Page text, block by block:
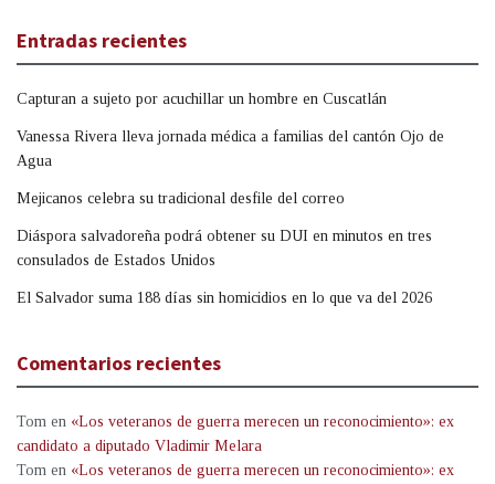
Entradas recientes
Capturan a sujeto por acuchillar un hombre en Cuscatlán
Vanessa Rivera lleva jornada médica a familias del cantón Ojo de
Agua
Mejicanos celebra su tradicional desfile del correo
Diáspora salvadoreña podrá obtener su DUI en minutos en tres
consulados de Estados Unidos
El Salvador suma 188 días sin homicidios en lo que va del 2026
Comentarios recientes
Tom en «Los veteranos de guerra merecen un reconocimiento»: ex
candidato a diputado Vladimir Melara
Tom en «Los veteranos de guerra merecen un reconocimiento»: ex